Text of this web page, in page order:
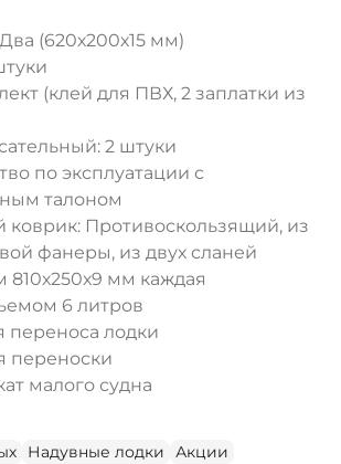
(620х200х15 мм)
(клей для ПВХ, 2 заплатки из
: 2 штуки
по эксплуатации с
талоном
коврик: Противоскользящий, из
фанеры, из двух сланей
810х250х9 мм каждая
6 литров
переноса лодки
переноски
малого судна
Надувные лодки
Акции